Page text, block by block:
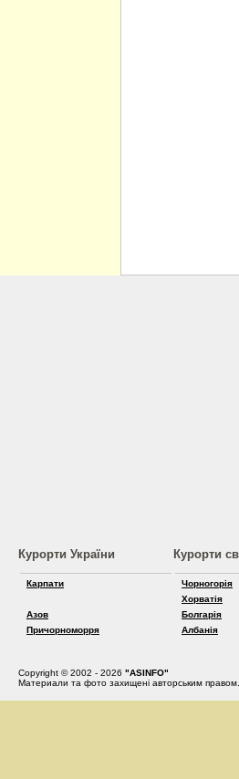
Курорти України
Карпати
Азов
Причорноморря
Курорти
Чорногорія
Хорватія
Болгарія
Албанія
Copyright © 2002 - 2026 "ASINFO"
Материали та фото захищені авторським